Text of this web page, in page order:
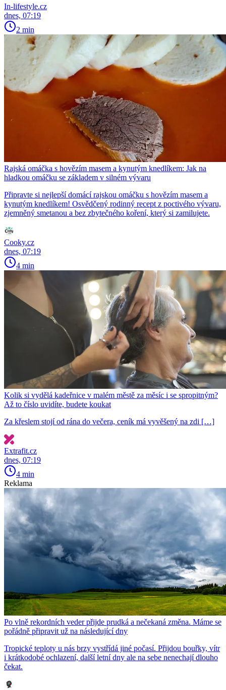
In-lifestyle.cz
dnes, 07:19
2 min
Rajská omáčka s hovězím masem a kynutým knedlíkem: Jak na
hladkou omáčku se základem v silném vývaru
Připravte si nejlepší domácí rajskou omáčku s hovězím masem a
kynutým knedlíkem! Osvědčený rodinný recept z poctivého vývaru,
zjemněný smetanou a bez zbytečného koření, který si zamilujete.
Cooky.cz
dnes, 07:19
4 min
Kolik si vydělá kadeřnice v malém městě za měsíc i se spropitným?
Až to číslo uvidíte, budete koukat
Za křeslem stojí od rána do večera, ceník má vyvěšený na zdi […]
Extrafit.cz
dnes, 07:19
4 min
Reklama
Po vlně rekordních veder přijde prudká a nečekaná změna. Máme se
pořádně připravit už na následující dny
Tropické teploty u nás brzy vystřídá jiné počasí. Přijdou bouřky, vítr
i krátkodobé ochlazení, další letní dny ale na sebe nenechají dlouho
čekat.